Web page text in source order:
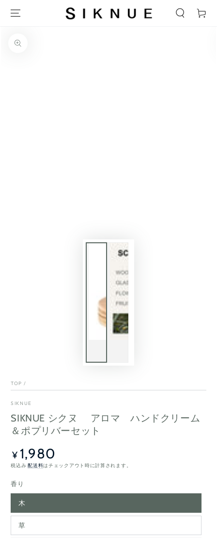
テキストをスキップ
ー
TOP /
SIKNUE
SIKNUE シクヌ アロマ ハンドクリーム
＆ポプリバーセット
定
価
¥ 1,980
税込み配送料はチェックアウト時に計算されます。
香り
木
草